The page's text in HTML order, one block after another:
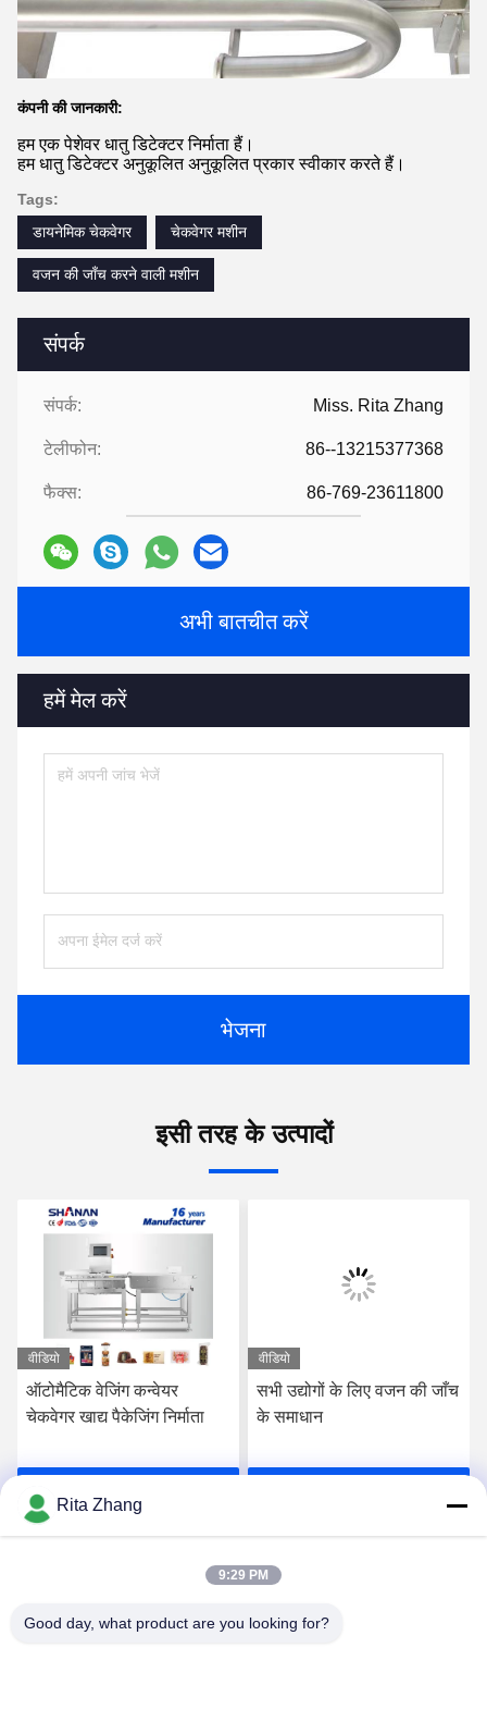
संपर्क
संपर्क: Miss. Rita Zhang
टेलीफोन: 86--13215377368
फैक्स: 86-769-23611800
अभी बातचीत करें
हमें मेल करें
भेजना
कंपनी की जानकारी:
हम एक पेशेवर धातु डिटेक्टर निर्माता हैं।
हम धातु डिटेक्टर अनुकूलित अनुकूलित प्रकार स्वीकार करते हैं।
Tags:
डायनेमिक चेकवेगर
चेकवेगर मशीन
वजन की जाँच करने वाली मशीन
इसी तरह के उत्पादों
वीडियो
ऑटोमैटिक वेजिंग कन्वेयर
चेकवेगर खाद्य पैकेजिंग निर्माता
सर्वोत्तम मूल्य प्राप्त करें
वीडियो
सभी उद्योगों के लिए वजन की जाँच
के समाधान
Rita Zhang
9:29 PM
Good day, what product are you looking for?